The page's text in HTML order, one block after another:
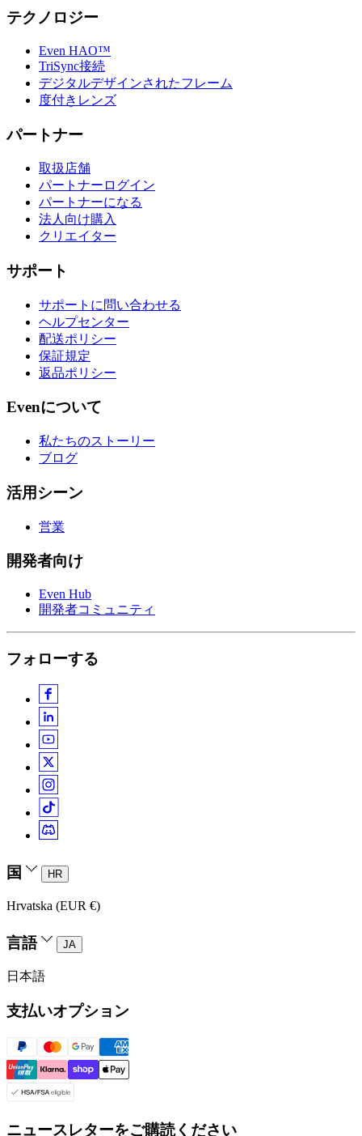
度付きレンズ
パートナー
取扱店舗
パートナーログイン
パートナーになる
法人向け購入
クリエイター
サポート
サポートに問い合わせる
ヘルプセンター
配送ポリシー
保証規定
返品ポリシー
Evenについて
私たちのストーリー
ブログ
活用シーン
営業
開発者向け
Even Hub
開発者コミュニティ
フォローする
HR
Hrvatska (EUR €)
日本語
ニュースレターをご購読ください
Enter
プライバシーポリシーの条項を読み、